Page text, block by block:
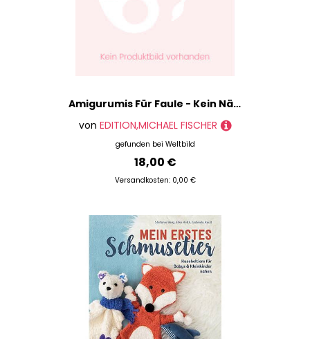
Amigurumis Für Faule - Kein Nähen Nötig! - Stefanie Binder, Kartoniert (TB)
von EDITION,MICHAEL FISCHER
gefunden bei Weltbild
18,00 €
Versandkosten: 0,00 €